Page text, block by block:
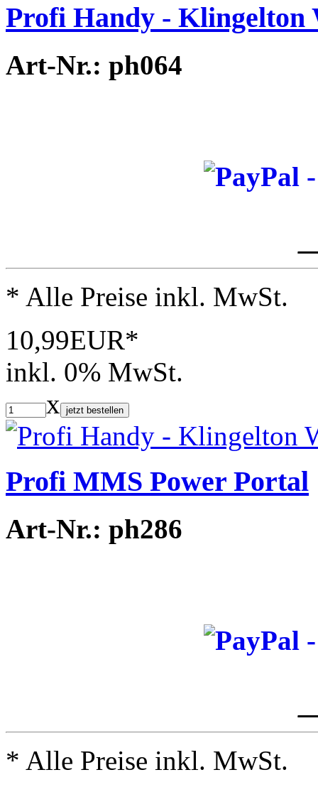
Profi Handy - Klingelton
Art-Nr.: ph064
* Alle Preise inkl. MwSt.
10,99EUR*
inkl. 0% MwSt.
x jetzt bestellen
Profi MMS Power Portal
Art-Nr.: ph286
* Alle Preise inkl. MwSt.